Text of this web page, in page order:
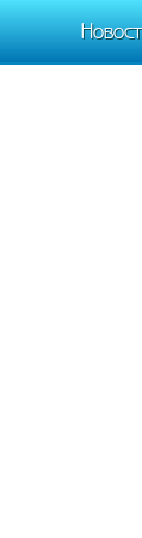
m[i].l=1*new
document,